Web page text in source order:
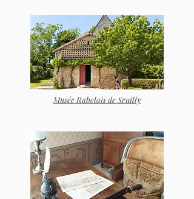
Musée Rabelais de Seuilly